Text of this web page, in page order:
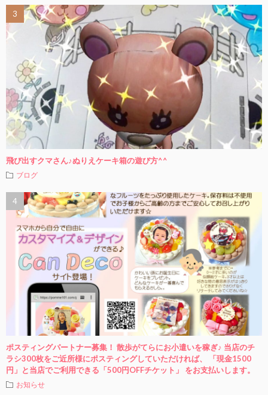
飛び出すクマさん♪ぬりえケーキ箱の遊び方^^
ブログ
ポスティングパートナー募集！ 散歩がてらにお小遣いを稼ぎ♪ 当店のチ
ラシ300枚をご近所様にポスティングしていただければ、 「現金1500
円」と当店でご利用できる「500円OFFチケット」 をお支払いします。
お知らせ